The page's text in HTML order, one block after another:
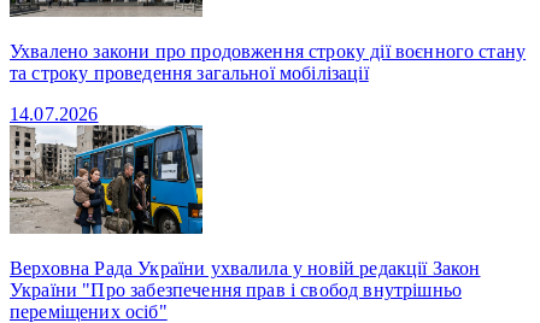
Ухвалено закони про продовження строку дії воєнного стану
та строку проведення загальної мобілізації
14.07.2026
Верховна Рада України ухвалила у новій редакції Закон
України "Про забезпечення прав і свобод внутрішньо
переміщених осіб"